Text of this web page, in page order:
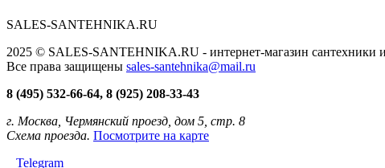
SALES-SANTEHNIKA.RU
2025 © SALES-SANTEHNIKA.RU - интернет-магазин сантехники
Все права защищены sales-santehnika@mail.ru
8 (495) 532-66-64, 8 (925) 208-33-43
г. Москва, Чермянский проезд, дом 5, стр. 8
Схема проезда. Посмотрите на карте
Telegram